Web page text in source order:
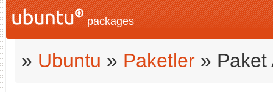
packages
» Ubuntu » Paketler » Paket